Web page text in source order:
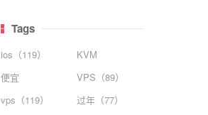
Tags
ios（119）
便宜
vps（119）
KVM
VPS（89）
过年（77）